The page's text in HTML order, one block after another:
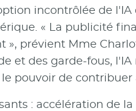
incontrôlée de l'IA
« La publicité
prévient Mme
et des garde-fous,
pouvoir de contribuer
: accélération de